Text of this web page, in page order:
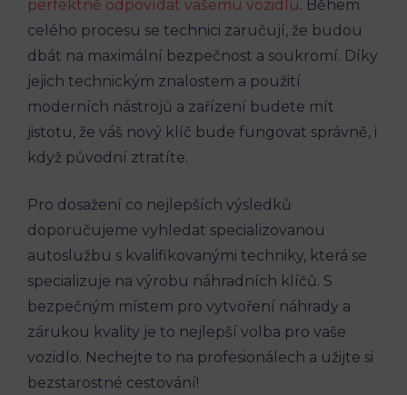
perfektně odpovídat vašemu vozidlu. Během
celého procesu se technici zaručují, že budou ​
dbát na maximální bezpečnost ‍a soukromí. Díky
jejich technickým‌ znalostem a použití
moderních nástrojů a zařízení budete mít
jistotu, ‍že váš nový ‌klíč bude fungovat⁤ správně, i
když ⁣původní ztratíte.
Pro dosažení co⁢ nejlepších výsledků
doporučujeme vyhledat specializovanou
autoslužbu s kvalifikovanými techniky, která se‌
specializuje na výrobu ⁢náhradních klíčů. S
bezpečným místem pro vytvoření náhrady a
zárukou kvality je to‍ nejlepší volba pro vaše⁢
vozidlo. Nechejte to na profesionálech a užijte si
bezstarostné cestování!